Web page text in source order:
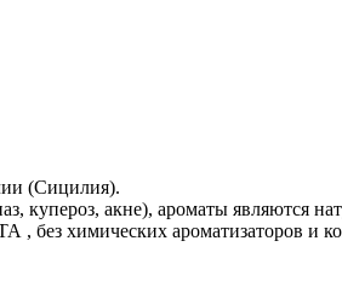
(Сицилия).
купероз, акне), ароматы являются
без химических ароматизаторов и